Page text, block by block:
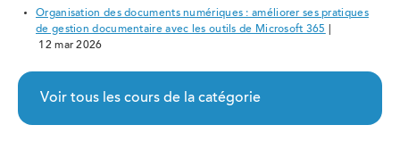
Organisation des documents numériques : améliorer ses pratiques
de gestion documentaire avec les outils de Microsoft 365
12 mar 2026
Voir tous les cours de la catégorie